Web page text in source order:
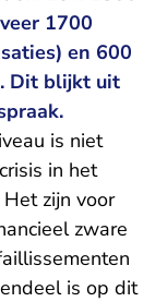
1700
en 600
Dit blijkt uit
is niet
in het
zijn voor
zware
is op dit